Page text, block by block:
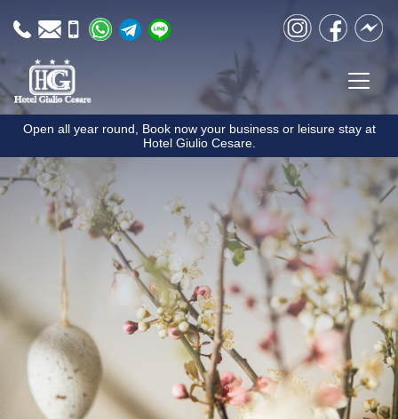
InstagramFacebook
Open all year round, Book now your business or leisure stay at
Hotel Giulio Cesare.